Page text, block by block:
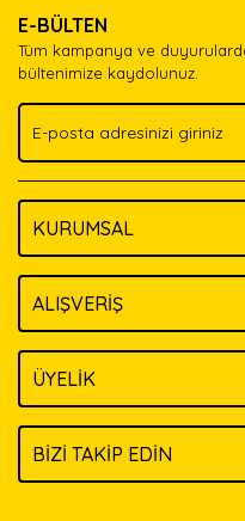
Ürün açıklamasında
Ürün bilgilerinde hatalar
Ürün fiyatı diğer
Bu ürüne benzer farklı
E-BÜLTEN
Tüm kampanya ve
bültenimize kaydolunuz.
KURUMSAL
ALIŞVERİŞ
ÜYELİK
BİZİ TAKİP EDİN